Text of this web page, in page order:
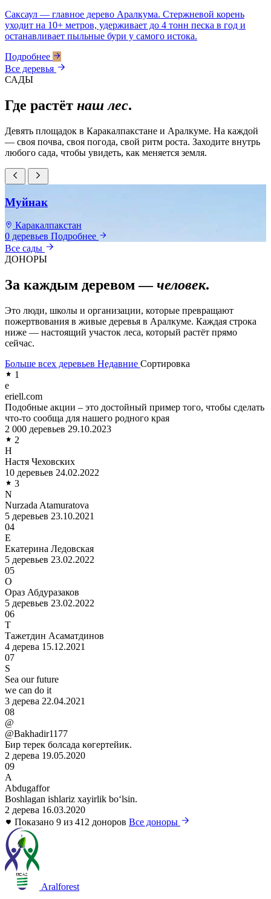
Саксаул — главное дерево Аралкума. Стержневой корень
уходит на 10+ метров, удерживает до 4 тонн песка в год и
останавливает пыльные бури у самого истока.
Подробнее
Все деревья
САДЫ
Где растёт наш лес.
Девять площадок в Каракалпакстане и Аралкуме. На каждой
— своя почва, своя погода, свой ритм роста. Заходите внутрь
любого сада, чтобы увидеть, как меняется земля.
Муйнак
Каракалпакстан
0 деревьев Подробнее
Все сады
ДОНОРЫ
За каждым деревом —человек.
Это люди, школы и организации, которые превращают
пожертвования в живые деревья в Аралкуме. Каждая строка
ниже — настоящий участок леса, который растёт прямо
сейчас.
Больше всех деревьев Недавние Сортировка
1
e
eriell.com
Подобные акции – это достойный пример того, чтобы сделать
что-то сообща для нашего родного края
2 000 деревьев 29.10.2023
2
Н
Настя Чеховских
10 деревьев 24.02.2022
3
N
Nurzada Atamuratova
5 деревьев 23.10.2021
04
Е
Екатерина Ледовская
5 деревьев 23.02.2022
05
О
Ораз Абдуразаков
5 деревьев 23.02.2022
06
Т
Тажетдин Асаматдинов
4 дерева 15.12.2021
07
S
Sea our future
we can do it
3 дерева 22.04.2021
08
@
@Bakhadir1177
Бир терек болсада көгертейик.
2 дерева 19.05.2020
09
A
Abdugaffor
Boshlagan ishlariz xayirlik boʻlsin.
2 дерева 16.03.2020
Показано 9 из 412 доноров Все доноры
Aralforest